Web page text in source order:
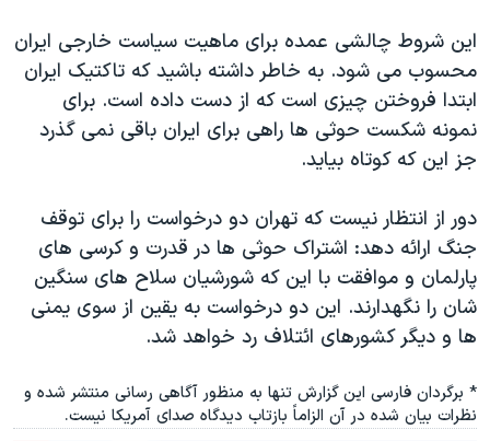
این شروط چالشی عمده برای ماهیت سیاست خارجی ایران
محسوب می شود. به خاطر داشته باشید که تاکتیک ایران
ابتدا فروختن چیزی است که از دست داده است. برای
نمونه شکست حوثی ها راهی برای ایران باقی نمی گذرد
جز این که کوتاه بیاید.
دور از انتظار نیست که تهران دو درخواست را برای توقف
جنگ ارائه دهد: اشتراک حوثی ها در قدرت و کرسی های
پارلمان و موافقت با این که شورشیان سلاح های سنگین
شان را نگهدارند. این دو درخواست به یقین از سوی یمنی
ها و دیگر کشورهای ائتلاف رد خواهد شد.
* برگردان فارسی این گزارش تنها به منظور آگاهی رسانی منتشر شده و
نظرات بیان شده در آن الزاماً بازتاب دیدگاه صدای آمریکا نیست.